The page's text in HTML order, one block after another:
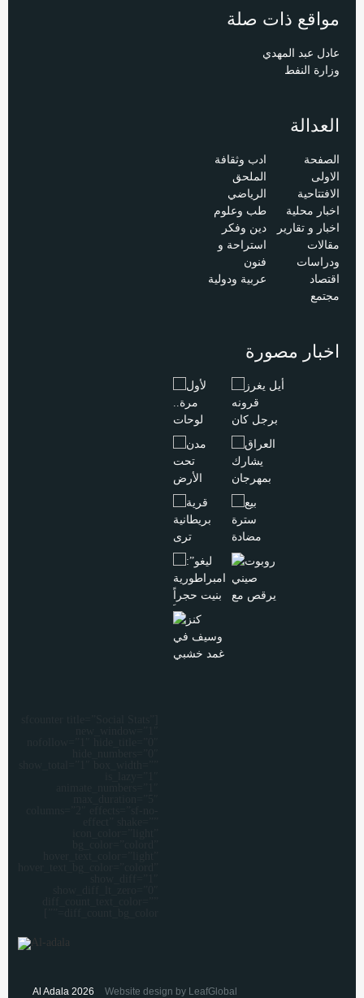
مواقع ذات صلة
عادل عبد المهدي
وزارة النفط
العدالة
الصفحة
الاولى
الافتتاحية
اخبار محلية
اخبار و تقارير
مقالات
ودراسات
اقتصاد
مجتمع
ادب وثقافة
الملحق
الرياضي
طب وعلوم
دين وفكر
استراحة و
فنون
عربية ودولية
اخبار مصورة
Al Adala 2026 Website design by LeafGlobal